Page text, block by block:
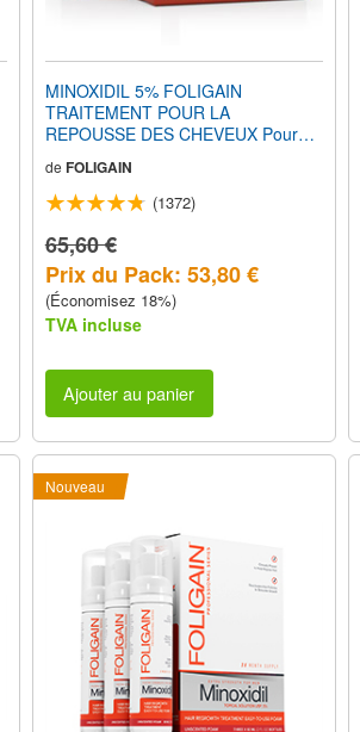
MINOXIDIL 5% FOLIGAIN
TRAITEMENT POUR LA
REPOUSSE DES CHEVEUX Pour
d'Approvisionnement
de FOLIGAIN
(1372)
65,60 €
Prix du Pack: 53,80 €
(Économisez 18%)
TVA incluse
Ajouter au panier
Nouveau